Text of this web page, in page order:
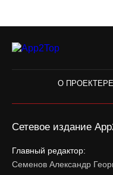
О ПРОЕКТЕ
Сетевое издание
Главный редактор:
Семенов Александр